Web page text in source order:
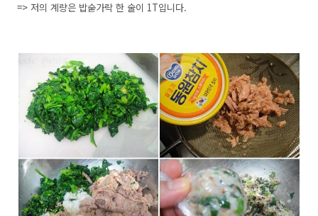
=> 저의 계량은 밥숟가락 한 술이 1T입니다.